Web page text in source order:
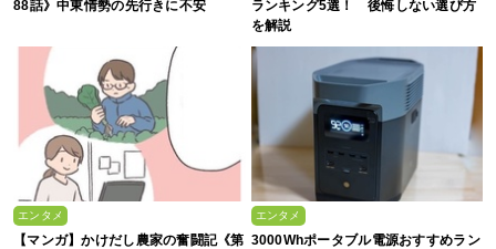
88話》中東情勢の先行きに不安
ランキング5選！ 後悔しない選び方
を解説
エンタメ
【マンガ】かけだし農家の奮闘記《第
エンタメ
3000Whポータブル電源おすすめラン